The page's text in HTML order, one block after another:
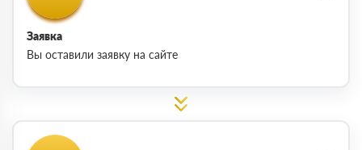
Заявка
Вы оставили заявку на сайте